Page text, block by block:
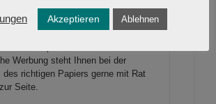
Verträge, Lieferscheine oder
Korrespondenz: Mit
Werbung steht Ihnen bei der
des richtigen Papiers gerne mit Rat
Seite.
Akzeptieren Ablehnen